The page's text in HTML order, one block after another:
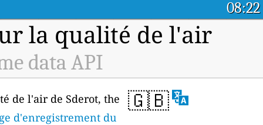
08:22
la qualité de l'air
data API
🇬🇧
de l'air de Sderot, the
d'enregistrement du